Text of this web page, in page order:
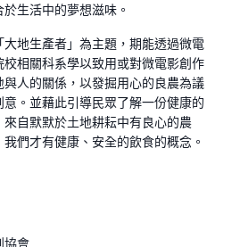
生活中的夢想滋味。
地生產者」為主題，期能透過微電
相關科系學以致用或對微電影創作
人的關係，以發掘用心的良農為議
。並藉此引導民眾了解一份健康的
自默默於土地耕耘中有良心的農
們才有健康、安全的飲食的概念。
協會